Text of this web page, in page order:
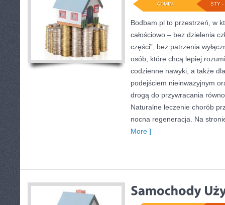
STY -
ADMIN
Bodbam.pl to przestrzeń, w
całościowo – bez dzielenia
części”, bez patrzenia
osób, które chcą lepiej
codzienne nawyki, a także
podejściem nieinwazyjnym
drogą do przywracania
Naturalne leczenie chorób
nocna regeneracja. Na
More ]